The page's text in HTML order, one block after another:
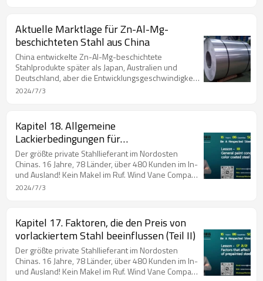
Chinese Northeast Steel Structure Union ist. Chinas
Top 20-Lieferanten für beschichteten Stahl im Jahr
2019. Chinas Top 100-Lieferanten für Stahl im Jahr
2020. Chinas Top 30-Lieferanten für beschichteten
Aktuelle Marktlage für Zn-Al-Mg-
beschichteten Stahl aus China
China entwickelte Zn-Al-Mg-beschichtete
Stahlprodukte später als Japan, Australien und
Deutschland, aber die Entwicklungsgeschwindigkeit
ist sehr hoch.
2024/7/3
Kapitel 18. Allgemeine
Lackierbedingungen für
farbbeschichteten Stahl in China
Der größte private Stahllieferant im Nordosten
Chinas. 16 Jahre, 78 Länder, über 480 Kunden im In-
und Ausland! Kein Makel im Ruf. Wind Vane Company
mit Preis in den Mainstream-Medien. Unternehmen,
Chinese Northeast Steel Structure Union ist. Chinas
Top 20-Lieferanten für beschichteten Stahl im Jahr
2019. Chinas Top 100-Lieferanten für Stahl im Jahr
2020. Chinas Top 30-Lieferanten für beschichteten
2024/7/3
Kapitel 17. Faktoren, die den Preis von
vorlackiertem Stahl beeinflussen (Teil II)
Der größte private Stahllieferant im Nordosten
Chinas. 16 Jahre, 78 Länder, über 480 Kunden im In-
und Ausland! Kein Makel im Ruf. Wind Vane Company